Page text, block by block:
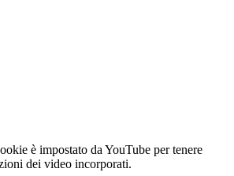
è impostato da YouTube per tenere
dei video incorporati.